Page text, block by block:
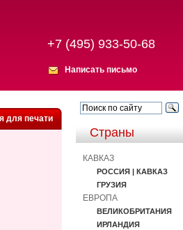
+7 (495) 933-50-68
Написать письмо
для печати
Страны
КАВКАЗ
РОССИЯ | КАВКАЗ
ГРУЗИЯ
ЕВРОПА
ВЕЛИКОБРИТАНИЯ
ИРЛАНДИЯ